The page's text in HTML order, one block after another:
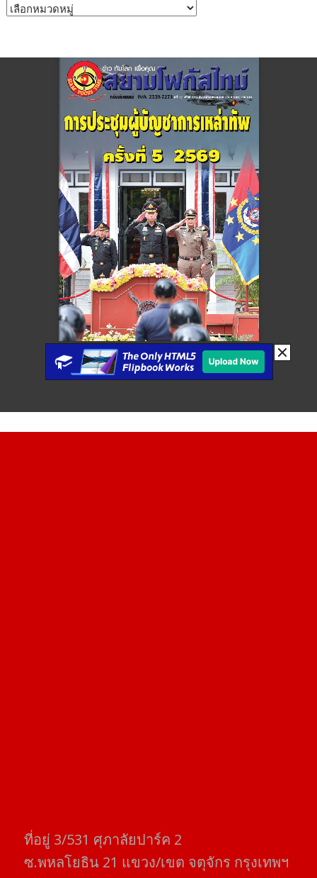
หมวด
ที่อยู่​ 3/531​ ศุภาลัยปาร์ค​ 2
ซ.พหลโยธิน​ 21​ แขวง/เขต​ จตุจักร​ กรุงเทพฯ